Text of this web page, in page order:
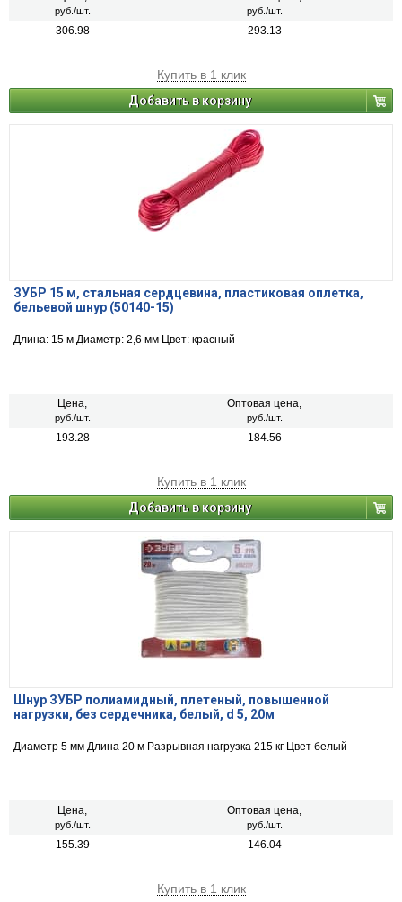
руб./шт. руб./шт.
306.98 293.13
Купить в 1 клик
Добавить в корзину
ЗУБР 15 м, стальная сердцевина, пластиковая оплетка,
бельевой шнур (50140-15)
Длина: 15 м Диаметр: 2,6 мм Цвет: красный
Цена,
руб./шт.
Оптовая цена,
руб./шт.
193.28 184.56
Купить в 1 клик
Добавить в корзину
Шнур ЗУБР полиамидный, плетеный, повышенной
нагрузки, без сердечника, белый, d 5, 20м
Диаметр 5 мм Длина 20 м Разрывная нагрузка 215 кг Цвет белый
Цена,
руб./шт.
Оптовая цена,
руб./шт.
155.39 146.04
Купить в 1 клик